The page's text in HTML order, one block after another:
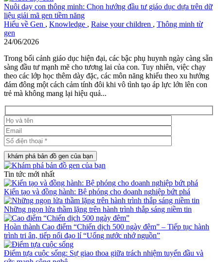
Nuôi dạy con thông minh: Chọn hướng đầu tư giáo dục dựa trên dữ
liệu giải mã gen tiềm năng
Hiểu về Gen , Knowledge , Raise your children , Thông minh từ
gen
24/06/2026
Trong bối cảnh giáo dục hiện đại, các bậc phụ huynh ngày càng sẵn
sàng đầu tư mạnh mẽ cho tương lai của con. Tuy nhiên, việc chạy
theo các lớp học thêm dày đặc, các môn năng khiếu theo xu hướng
đám đông một cách cảm tính đôi khi vô tình tạo áp lực lớn lên con
trẻ mà không mang lại hiệu quả...
khám phá bản đồ gen của bạn
Tin tức mới nhất
Kiến tạo và đồng hành: Bệ phóng cho doanh nghiệp bứt phá
Những ngọn lửa thầm lặng trên hành trình thắp sáng niềm tin
Hoàn thành Cao điểm “Chiến dịch 500 ngày đêm” – Tiếp tục hành
trình tri ân, tiếp nối đạo lí “Uống nước nhớ nguồn”
Điểm tựa cuộc sống: Sự giao thoa giữa trách nhiệm tuyến đầu và